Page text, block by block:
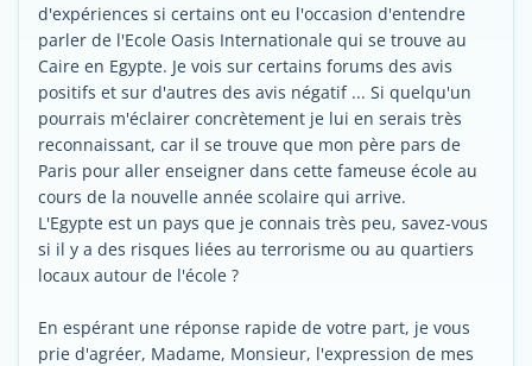
d'expériences si certains ont eu l'occasion d'entendre
parler de l'Ecole Oasis Internationale qui se trouve au
Caire en Egypte. Je vois sur certains forums des avis
positifs et sur d'autres des avis négatif ... Si quelqu'un
pourrais m'éclairer concrètement je lui en serais très
reconnaissant, car il se trouve que mon père pars de
Paris pour aller enseigner dans cette fameuse école au
cours de la nouvelle année scolaire qui arrive.
L'Egypte est un pays que je connais très peu, savez-vous
si il y a des risques liées au terrorisme ou au quartiers
locaux autour de l'école ?
En espérant une réponse rapide de votre part, je vous
prie d'agréer, Madame, Monsieur, l'expression de mes